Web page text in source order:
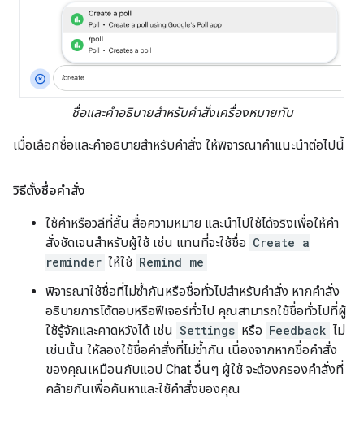
ชื่อและคำอธิบายสำหรับคำสั่งเครื่องหมายทับ
เมื่อเลือกชื่อและคำอธิบายสำหรับคำสั่ง ให้พิจารณาคำแนะนำต่อไปนี้
วิธีตั้งชื่อคำสั่ง
ใช้คำหรือวลีที่สั้น สื่อความหมาย และนำไปใช้ได้จริงเพื่อให้คำ
สั่งชัดเจนสำหรับผู้ใช้ เช่น แทนที่จะใช้ชื่อ Create a
reminder ให้ใช้ Remind me
พิจารณาใช้ชื่อที่ไม่ซ้ำกันหรือชื่อทั่วไปสำหรับคำสั่ง หากคำสั่ง
อธิบายการโต้ตอบหรือฟีเจอร์ทั่วไป คุณสามารถใช้ชื่อทั่วไปที่ผู้
ใช้รู้จักและคาดหวังได้ เช่น Settings หรือ Feedback ไม่
เช่นนั้น ให้ลองใช้ชื่อคำสั่งที่ไม่ซ้ำกัน เนื่องจากหากชื่อคำสั่ง
ของคุณเหมือนกับแอป Chat อื่นๆ ผู้ใช้ จะต้องกรองคำสั่งที่
คล้ายกันเพื่อค้นหาและใช้คำสั่งของคุณ